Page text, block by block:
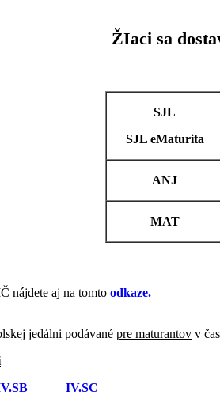
ŽIaci sa
SJL
SJL eMaturita
ANJ
MAT
nájdete aj na tomto odkaze.
jedálni podávané pre maturantov v
IV.SC